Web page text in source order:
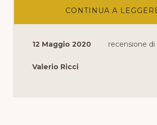
CONTINUA A
12 Maggio 2020 recensione di
Valerio Ricci